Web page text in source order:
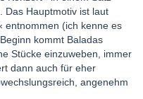
Das Hauptmotiv ist laut
entnommen (ich kenne es
kommt Baladas
Stücke einzuweben, immer
dann auch für eher
angenehm